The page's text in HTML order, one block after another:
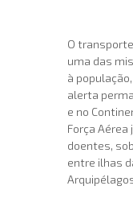
O
uma das
à
alerta
e no
Força
doentes,
entre ilhas